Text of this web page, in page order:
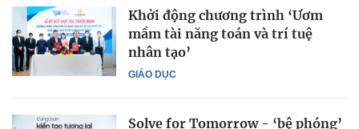
GIÁO DỤC
Khởi động chương trình ‘Ươm
mầm tài năng toán và trí tuệ
nhân tạo’
Solve for Tomorrow - ‘bệ phóng’